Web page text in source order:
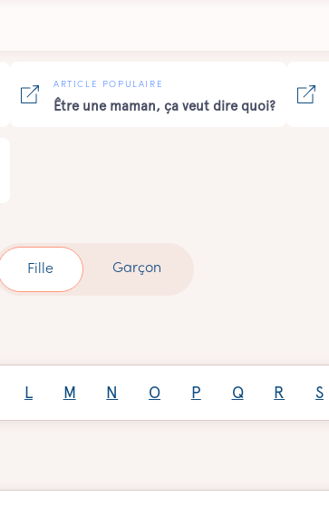
ARTICLE POPULAIRE
Être une maman, ça veut dire quoi?
Fille Garçon
L M N O P Q R S